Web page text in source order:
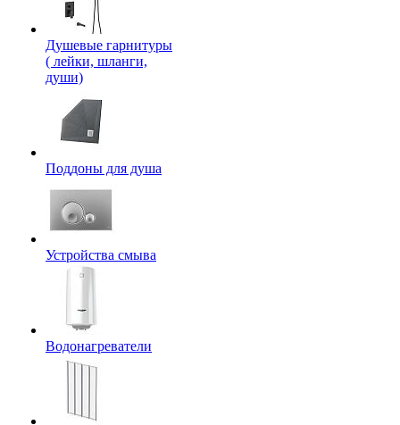
Душевые гарнитуры
( лейки, шланги,
души)
Поддоны для душа
Устройства смыва
Водонагреватели